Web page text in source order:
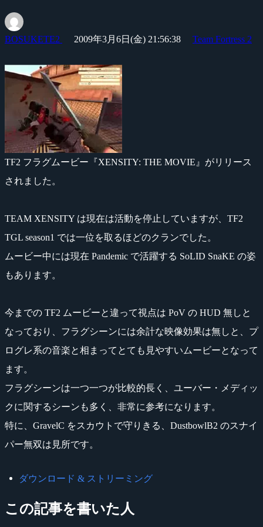
BOSUKETE2 2009年3月6日(金) 21:56:38 Team Fortress 2
TF2 フラグムービー『XENSITY: THE MOVIE』がリリース
されました。
TEAM XENSITY は現在は活動を停止していますが、TF2
TGL season1 では一位を取るほどのクランでした。
ムービー中には現在 Pandemic で活躍する SoLID SnaKE の姿
もあります。
今までの TF2 ムービーと違って視点は PoV の HUD 無しと
なっており、フラグシーンには余計な映像効果は無しと、プ
ログレ系の音楽と相まってとても見やすいムービーとなって
ます。
フラグシーンは一つ一つが比較的長く、ユーバー・メディッ
クに関するシーンも多く、非常に参考になります。
特に、GravelC をスカウトで守りきる、DustbowlB2 のスナイ
パー無双は見所です。
ダウンロード & ストリーミング
この記事を書いた人